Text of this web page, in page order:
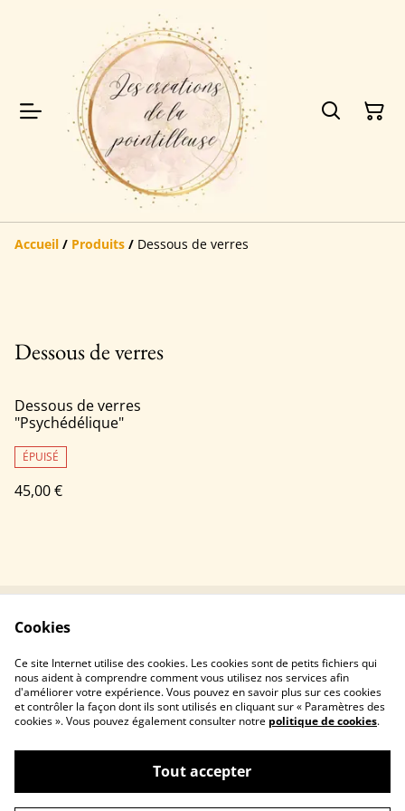
Accueil / Produits / Dessous de verres
Dessous de verres
Dessous de verres
"Psychédélique"
ÉPUISÉ
45,00 €
Politique de
confidentialité
Politique de cookies
©2026Les créations de la pointilleuse
Cookies
Ce site Internet utilise des cookies. Les cookies sont de petits fichiers qui
nous aident à comprendre comment vous utilisez nos services afin
d'améliorer votre expérience. Vous pouvez en savoir plus sur ces cookies
et contrôler la façon dont ils sont utilisés en cliquant sur « Paramètres des
cookies ». Vous pouvez également consulter notre politique de cookies.
Tout accepter